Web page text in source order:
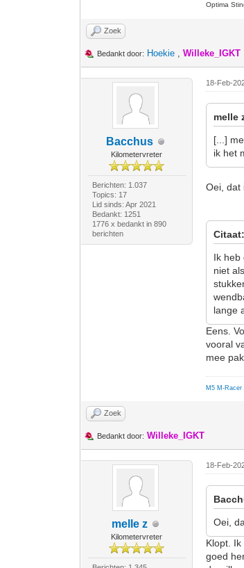
Optima
Zoek
Bedankt door: Hoekie ,Willeke_IGKT
Bacchus
Kilometervreter
Berichten: 1.037
Topics: 17
Lid sinds: Apr 2021
Bedankt: 1251
1776 x bedankt in 890
berichten
18-Feb-
melle
[...]
ik het
Oei, dat
Citaat:
Ik heb
niet
lange
Eens.
vooral
mee
M5 M-Racer
Zoek
Bedankt door: Willeke_IGKT
melle z
Kilometervreter
18-Feb-
Oei,
Klopt.
goed